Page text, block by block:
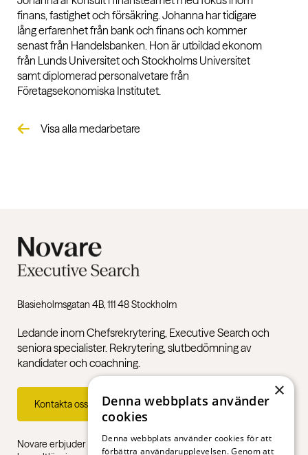
finans, fastighet och försäkring. Johanna har tidigare
lång erfarenhet från bank och finans och kommer
senast från Handelsbanken. Hon är utbildad ekonom
från Lunds Universitet och Stockholms Universitet
samt diplomerad personalvetare från
Företagsekonomiska Institutet.
Visa alla medarbetare
Blasieholmsgatan 4B, 111 48 Stockholm
Ledande inom Chefsrekrytering, Executive Search och
seniora specialister. Rekrytering, slutbedömning av
kandidater och coachning.
Kontakta oss
Novare erbjuder specialistkompetens inom rekrytering,
×
Denna webbplats använder
cookies
Denna webbplats använder cookies för att
förbättra användarupplevelsen. Genom att